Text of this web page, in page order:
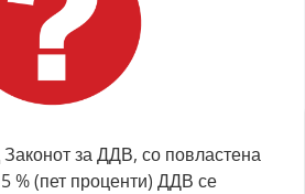
за ДДВ, со повластена
% (пет проценти) ДДВ се